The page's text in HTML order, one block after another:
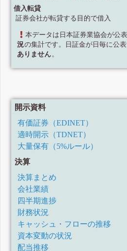
借入転貸
証券会社が転貸する目的で借入
本データは日本証券業協会が公
況の集計です。日証金が日毎に公表
ありません 。
開示資料
有価証券（EDINET）
適時開示（TDNET）
大量保有（5%ルール）
決算
決算まとめ
会社業績
四半期進捗
財務状況
キャッシュ・フローの推移
資本変動の状況
配当推移